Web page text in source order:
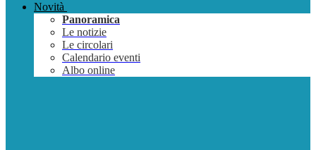
Novità
Panoramica
Le notizie
Le circolari
Calendario eventi
Albo online